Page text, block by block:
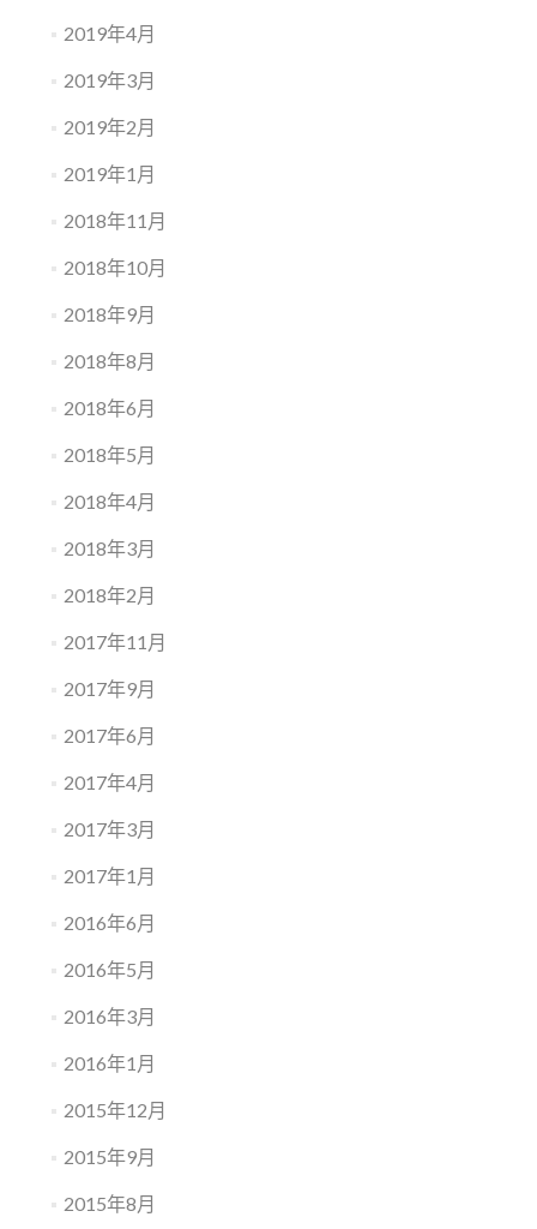
2019年4月
2019年3月
2019年2月
2019年1月
2018年11月
2018年10月
2018年9月
2018年8月
2018年6月
2018年5月
2018年4月
2018年3月
2018年2月
2017年11月
2017年9月
2017年6月
2017年4月
2017年3月
2017年1月
2016年6月
2016年5月
2016年3月
2016年1月
2015年12月
2015年9月
2015年8月